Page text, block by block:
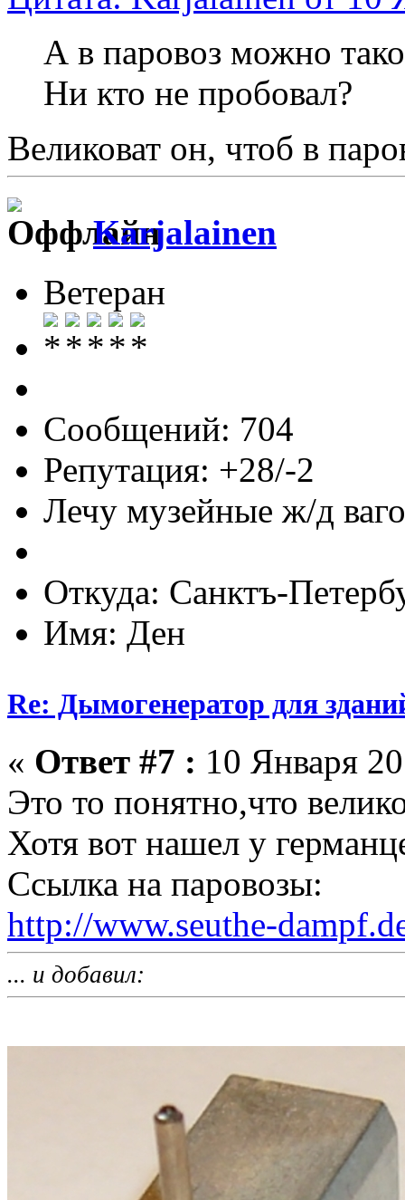
А в паровоз можно
Ни кто не пробовал?
Великоват он, чтоб в
Karjalainen
Ветеран
Сообщений: 704
Репутация: +28/-2
Лечу музейные ж/д
Откуда: Санктъ-
Имя: Ден
Re: Дымогенератор для
« Ответ #7 : 10 Января
Это то понятно,что
Хотя вот нашел у
Ссылка на паровозы:
http://www.seuthe-
... и добавил: